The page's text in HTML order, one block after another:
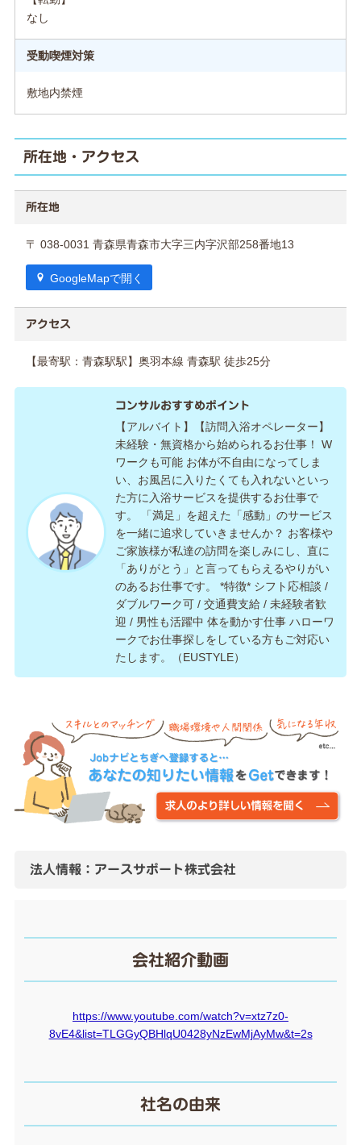
なし
受動喫煙対策
敷地内禁煙
所在地・アクセス
所在地
〒 038-0031 青森県青森市大字三内字沢部258番地13
GoogleMapで開く
アクセス
【最寄駅：青森駅駅】奥羽本線 青森駅 徒歩25分
コンサルおすすめポイント
【アルバイト】【訪問入浴オペレーター】
未経験・無資格から始められるお仕事！ W
ワークも可能 お体が不自由になってしま
い、お風呂に入りたくても入れないといっ
た方に入浴サービスを提供するお仕事で
す。 「満足」を超えた「感動」のサービス
を一緒に追求していきませんか？ お客様や
ご家族様が私達の訪問を楽しみにし、直に
「ありがとう」と言ってもらえるやりがい
のあるお仕事です。 *特徴* シフト応相談 /
ダブルワーク可 / 交通費支給 / 未経験者歓
迎 / 男性も活躍中 体を動かす仕事 ハローワ
ークでお仕事探しをしている方もご対応い
たします。（EUSTYLE）
法人情報：アースサポート株式会社
会社紹介動画
https://www.youtube.com/watch?v=xtz7z0-
8vE4&list=TLGGyQBHlqU0428yNzEwMjAyMw&t=2s
社名の由来